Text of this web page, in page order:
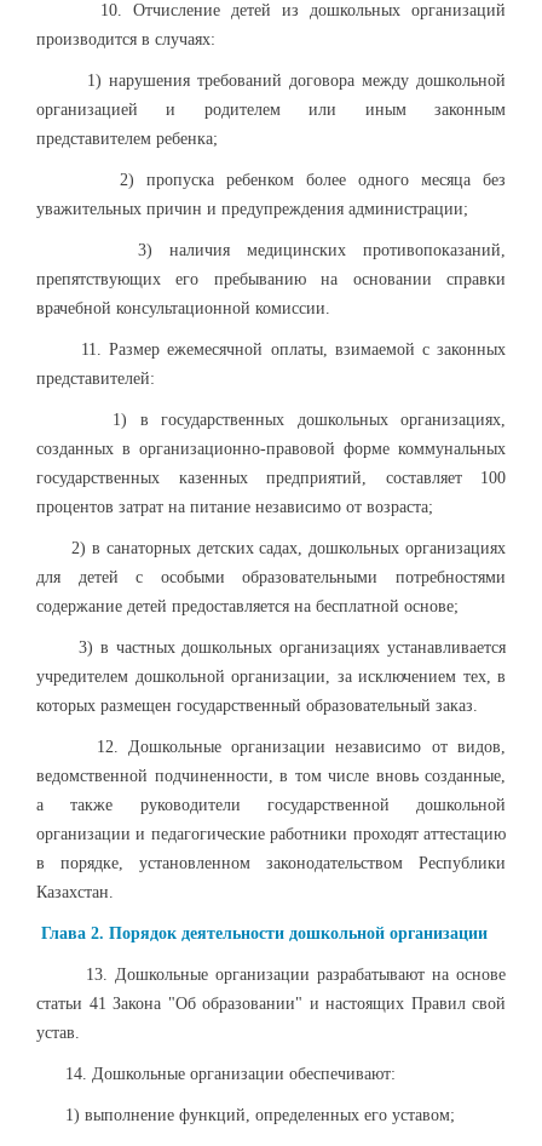
10. Отчисление детей из дошкольных организаций
производится в случаях:
1) нарушения требований договора между дошкольной
организацией и родителем или иным законным
представителем ребенка;
2) пропуска ребенком более одного месяца без
уважительных причин и предупреждения администрации;
3) наличия медицинских противопоказаний,
препятствующих его пребыванию на основании справки
врачебной консультационной комиссии.
11. Размер ежемесячной оплаты, взимаемой с законных
представителей:
1) в государственных дошкольных организациях,
созданных в организационно-правовой форме коммунальных
государственных казенных предприятий, составляет 100
процентов затрат на питание независимо от возраста;
2) в санаторных детских садах, дошкольных организациях
для детей с особыми образовательными потребностями
содержание детей предоставляется на бесплатной основе;
3) в частных дошкольных организациях устанавливается
учредителем дошкольной организации, за исключением тех, в
которых размещен государственный образовательный заказ.
12. Дошкольные организации независимо от видов,
ведомственной подчиненности, в том числе вновь созданные,
а также руководители государственной дошкольной
организации и педагогические работники проходят аттестацию
в порядке, установленном законодательством Республики
Казахстан.
Глава 2. Порядок деятельности дошкольной организации
13. Дошкольные организации разрабатывают на основе
статьи 41 Закона "Об образовании" и настоящих Правил свой
устав.
14. Дошкольные организации обеспечивают:
1) выполнение функций, определенных его уставом;